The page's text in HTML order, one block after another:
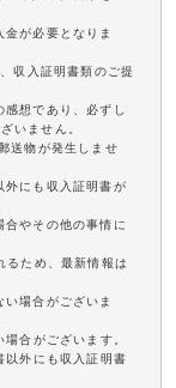
が必要となりま
収入証明書類のご提
想であり、必ずし
いません。
送物が発生しませ
外にも収入証明書が
やその他の事情に
るため、最新情報は
場合がございま
合がございます。
外にも収入証明書